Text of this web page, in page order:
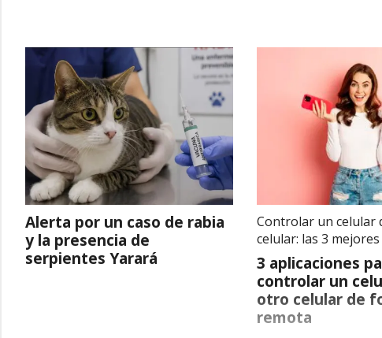
Alerta por un caso de rabia
y la presencia de
serpientes Yarará
Controlar un celular
celular: las 3
3 aplicaciones
controlar un
otro celular de
remota